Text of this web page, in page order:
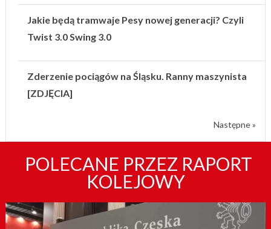
Jakie będą tramwaje Pesy nowej generacji? Czyli
Twist 3.0 Swing 3.0
Zderzenie pociągów na Śląsku. Ranny maszynista
[ZDJĘCIA]
Następne »
POLECANE PRZEZ RAPORT
KOLEJOWY